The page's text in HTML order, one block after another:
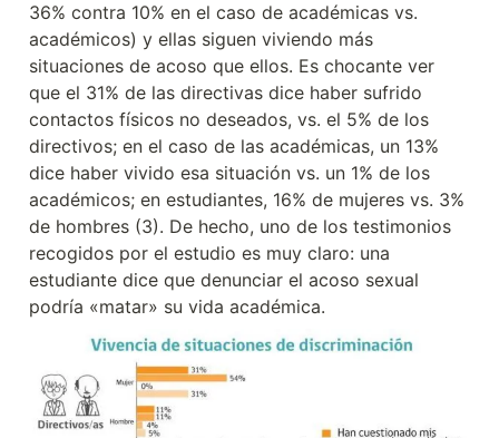
36% contra 10% en el caso de académicas vs.
académicos) y ellas siguen viviendo más
situaciones de acoso que ellos. Es chocante ver
que el 31% de las directivas dice haber sufrido
contactos físicos no deseados, vs. el 5% de los
directivos; en el caso de las académicas, un 13%
dice haber vivido esa situación vs. un 1% de los
académicos; en estudiantes, 16% de mujeres vs. 3%
de hombres (3). De hecho, uno de los testimonios
recogidos por el estudio es muy claro: una
estudiante dice que denunciar el acoso sexual
podría «matar» su vida académica.